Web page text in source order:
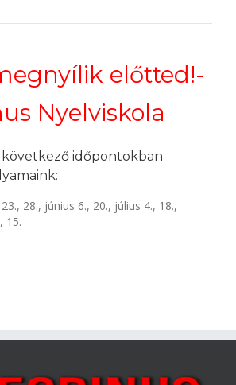
előtted!-
Nyelviskola
következő időpontokban
28., június 6., 20., július 4., 18.,
15.